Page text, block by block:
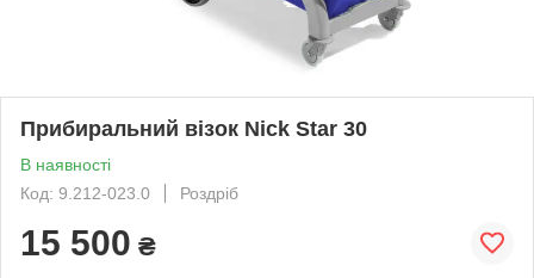
Прибиральний візок Nick Star 30
В наявності
Код: 9.212-023.0
Роздріб
15 500 ₴